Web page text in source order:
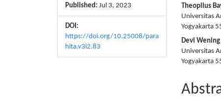
Published: Jul 3, 2023
DOI:
https://doi.org/10.25008/para
hita.v3i2.83
Theopilus
Universitas
Yogyakarta
Devi
Universitas
Yogyakarta